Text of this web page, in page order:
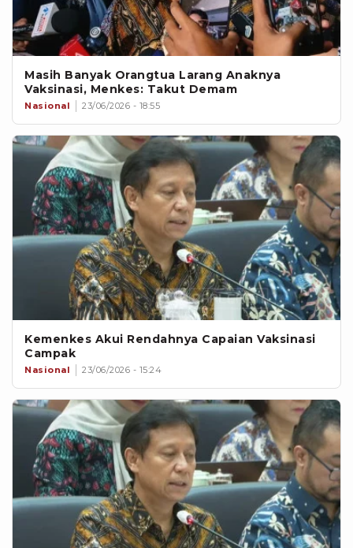
Masih Banyak Orangtua Larang Anaknya
Vaksinasi, Menkes: Takut Demam
Nasional 23/06/2026 - 18:55
Kemenkes Akui Rendahnya Capaian Vaksinasi
Campak
Nasional 23/06/2026 - 15:24